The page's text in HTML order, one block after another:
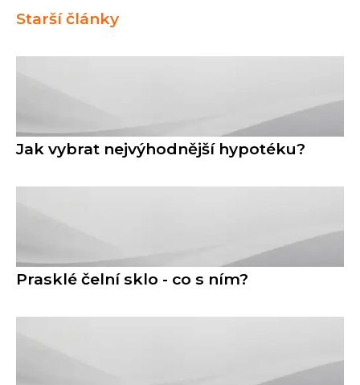
Starší články
Jak vybrat nejvýhodnější hypotéku?
Prasklé čelní sklo - co s ním?